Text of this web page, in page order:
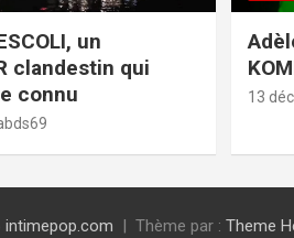
un
clandestin qui
connu
13
intimepop.com Thème par : Theme